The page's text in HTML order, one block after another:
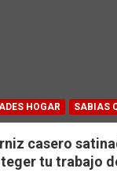
HOGAR SABIAS
casero
tu trabajo